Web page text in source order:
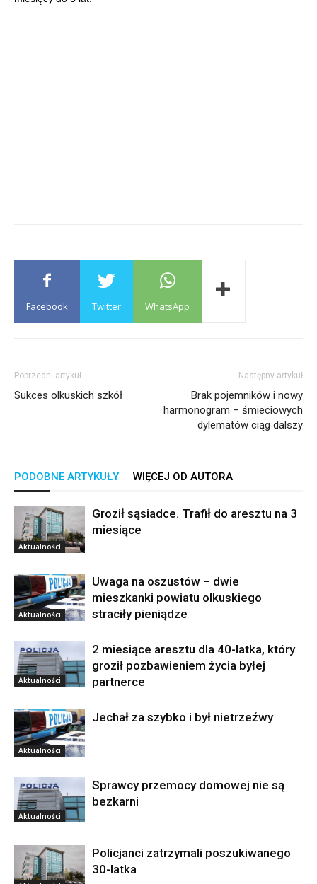
Facebook Twitter WhatsApp
Poprzedni artykuł
Sukces olkuskich szkół
Następny artykuł
Brak pojemników i nowy
harmonogram – śmieciowych
dylematów ciąg dalszy
PODOBNE ARTYKUŁY WIĘCEJ OD AUTORA
Aktualności
Groził sąsiadce. Trafił do aresztu na 3
miesiące
Aktualności
Uwaga na oszustów – dwie
mieszkanki powiatu olkuskiego
straciły pieniądze
Aktualności
2 miesiące aresztu dla 40-latka, który
groził pozbawieniem życia byłej
partnerce
Aktualności
Jechał za szybko i był nietrzeźwy
Aktualności
Sprawcy przemocy domowej nie są
bezkarni
Policjanci zatrzymali poszukiwanego
30-latka